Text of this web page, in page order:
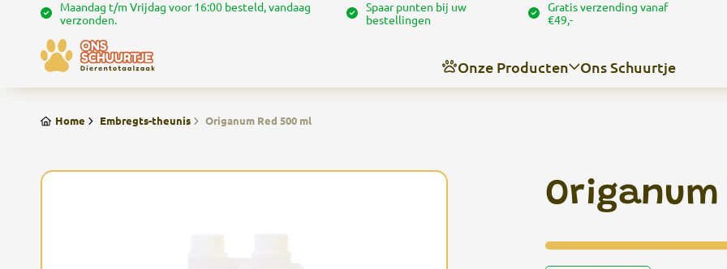
Maandag t/m Vrijdag voor 16:00 besteld, vandaag
verzonden.
Spaar punten bij uw
bestellingen
Gratis verzending vanaf
€49,-
Onze Producten Ons Schuurtje
Contact
Home Embregts-theunis Origanum Red 500 ml
Origanum